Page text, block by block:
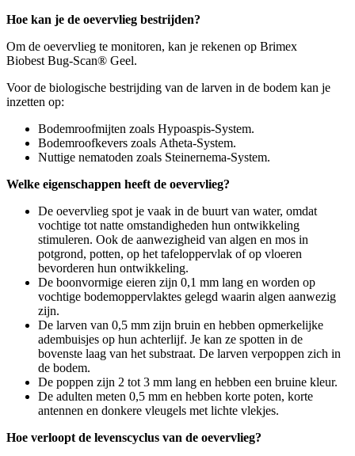
Hoe kan je de oevervlieg bestrijden?
Om de oevervlieg te monitoren, kan je rekenen op Brimex
Biobest Bug-Scan® Geel.
Voor de biologische bestrijding van de larven in de bodem kan je
inzetten op:
Bodemroofmijten zoals Hypoaspis-System.
Bodemroofkevers zoals Atheta-System.
Nuttige nematoden zoals Steinernema-System.
Welke eigenschappen heeft de oevervlieg?
De oevervlieg spot je vaak in de buurt van water, omdat
vochtige tot natte omstandigheden hun ontwikkeling
stimuleren. Ook de aanwezigheid van algen en mos in
potgrond, potten, op het tafeloppervlak of op vloeren
bevorderen hun ontwikkeling.
De boonvormige eieren zijn 0,1 mm lang en worden op
vochtige bodemoppervlaktes gelegd waarin algen aanwezig
zijn.
De larven van 0,5 mm zijn bruin en hebben opmerkelijke
adembuisjes op hun achterlijf. Je kan ze spotten in de
bovenste laag van het substraat. De larven verpoppen zich in
de bodem.
De poppen zijn 2 tot 3 mm lang en hebben een bruine kleur.
De adulten meten 0,5 mm en hebben korte poten, korte
antennen en donkere vleugels met lichte vlekjes.
Hoe verloopt de levenscyclus van de oevervlieg?